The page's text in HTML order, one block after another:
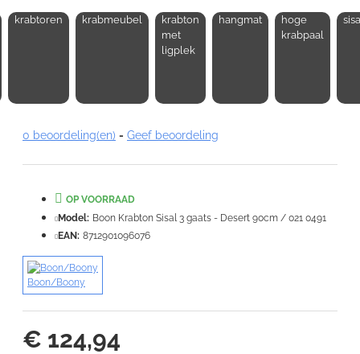
Note:HTML-code wordt niet vertaald!
VERDER
krabtoren krabmeubel
krabton
met
ligplek
hangmat
hoge
krabpaal
0 beoordeling(en) - Geef beoordeling
€ 124,94
OP VOORRAAD
Model: Boon Krabton Sisal 3 gaats - Desert 90cm / 021 0491
EAN: 8712901096076
Boon/Boony